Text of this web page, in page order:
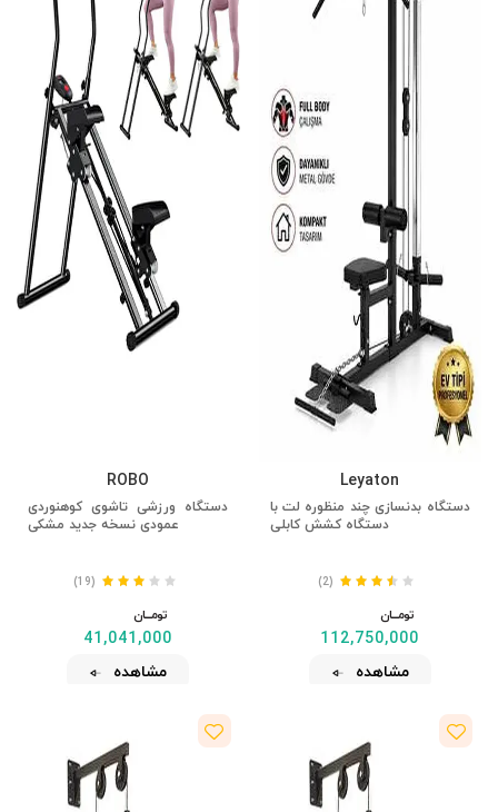
Leyaton
دستگاه بدنسازی چند منظوره لت با
دستگاه کشش کابلی
(2)
تومــــــان
112,750,000
مشاهده
ROBO
دستگاه ورزشی تاشوی کوهنوردی
عمودی نسخه جدید مشکی
(19)
تومــــــان
41,041,000
مشاهده